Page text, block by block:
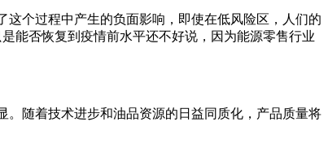
个过程中产生的负面影响，即使在低风险区，人们的
能否恢复到疫情前水平还不好说，因为能源零售行业
。随着技术进步和油品资源的日益同质化，产品质量将